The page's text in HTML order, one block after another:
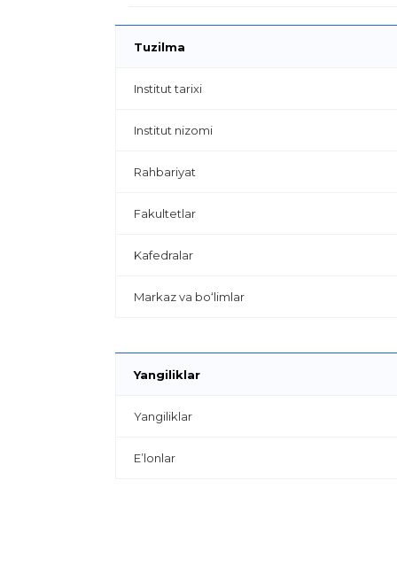
Tuzilma
Institut tarixi
Institut nizomi
Rahbariyat
Fakultetlar
Kafedralar
Markaz va bo‘limlar
Yangiliklar
Yangiliklar
E’lonlar